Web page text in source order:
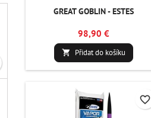
GREAT GOBLIN - ESTES
98,90 €
 Přidat do košíku
favorite_border